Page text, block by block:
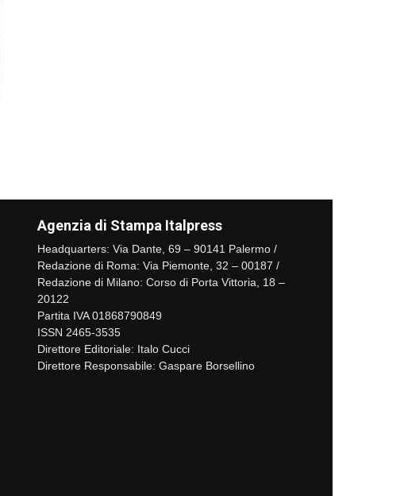
Agenzia di Stampa Italpress
Headquarters: Via Dante, 69 – 90141 Palermo /
Redazione di Roma: Via Piemonte, 32 – 00187 /
Redazione di Milano: Corso di Porta Vittoria, 18 –
20122
Partita IVA 01868790849
ISSN 2465-3535
Direttore Editoriale: Italo Cucci
Direttore Responsabile: Gaspare Borsellino